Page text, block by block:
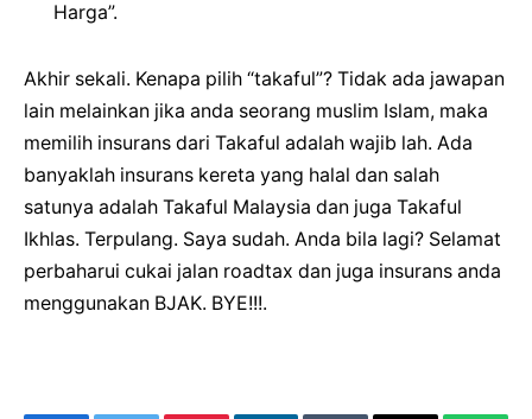
Harga”.
Akhir sekali. Kenapa pilih “takaful”? Tidak ada jawapan
lain melainkan jika anda seorang muslim Islam, maka
memilih insurans dari Takaful adalah wajib lah. Ada
banyaklah insurans kereta yang halal dan salah
satunya adalah Takaful Malaysia dan juga Takaful
Ikhlas. Terpulang. Saya sudah. Anda bila lagi? Selamat
perbaharui cukai jalan roadtax dan juga insurans anda
menggunakan BJAK. BYE!!!.